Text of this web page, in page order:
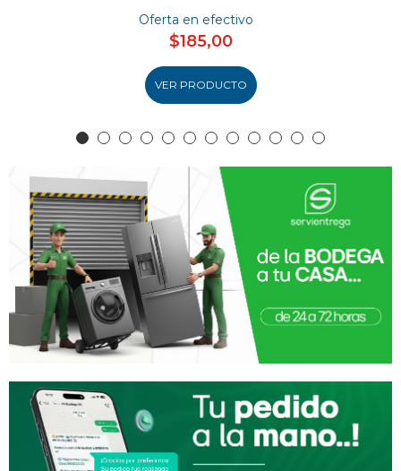
Oferta en efectivo
$185,00
VER PRODUCTO